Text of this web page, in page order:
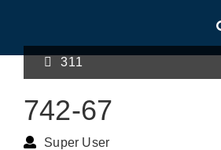
311
742-67
Super User